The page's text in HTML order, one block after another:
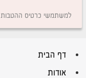
למשתמשי כרטיס
דף הבית
אודות